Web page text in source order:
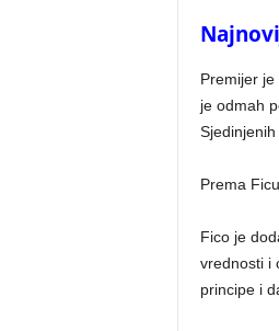
Premijer
je odmah
Prema
Fico je
vrednosti i
principe i